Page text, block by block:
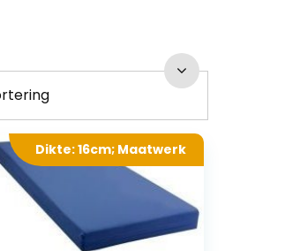
Dikte: 16cm; Maatwerk